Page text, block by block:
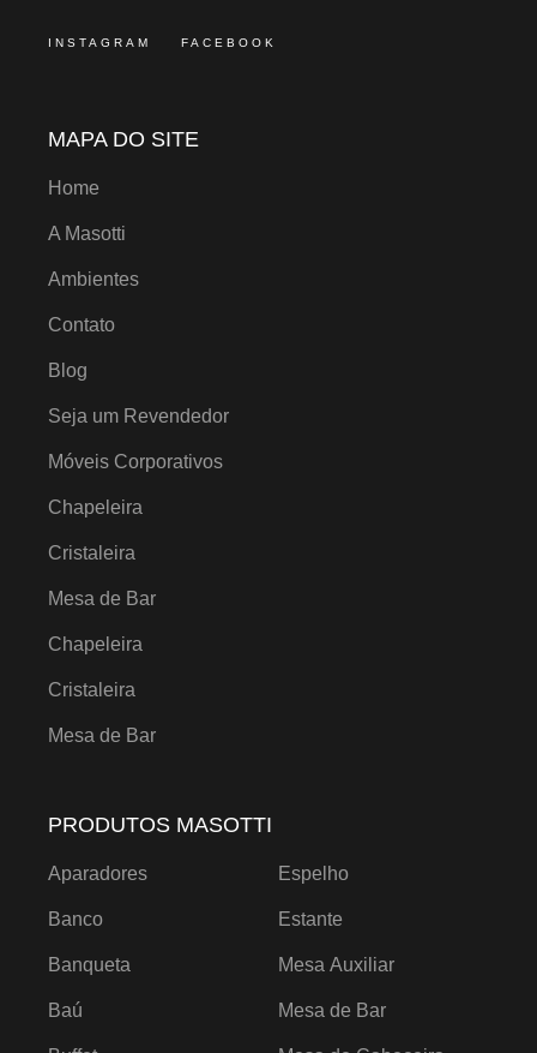
INSTAGRAM FACEBOOK
MAPA DO SITE
Home
A Masotti
Ambientes
Contato
Blog
Seja um Revendedor
Móveis Corporativos
Chapeleira
Cristaleira
Mesa de Bar
Chapeleira
Cristaleira
Mesa de Bar
PRODUTOS MASOTTI
Aparadores
Banco
Banqueta
Baú
Espelho
Estante
Mesa Auxiliar
Mesa de Bar